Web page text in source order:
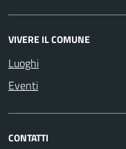
VIVERE IL COMUNE
Luoghi
Eventi
CONTATTI